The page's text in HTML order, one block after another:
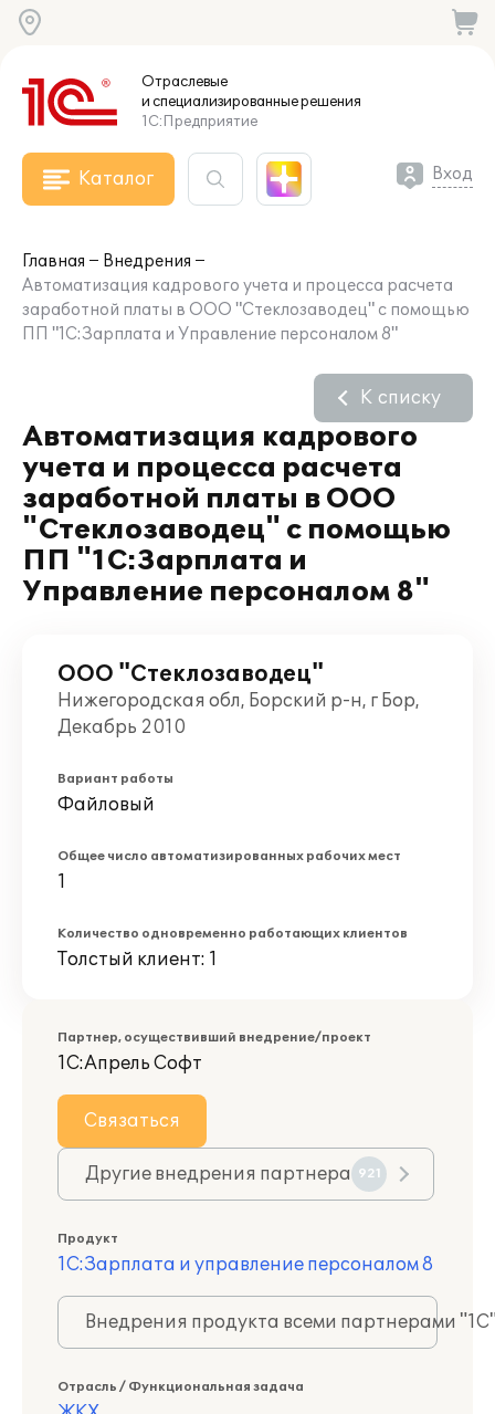
Отраслевые
и специализированныерешения
1С:Предприятие
Каталог Вход
Главная
Внедрения
Автоматизация кадрового учета и процесса расчета
заработной платы в ООО "Стеклозаводец" с помощью
ПП "1С:Зарплата и Управление персоналом 8"
Автоматизация кадрового
учета и процесса расчета
заработной платы в ООО
"Стеклозаводец" с помощью
ПП "1С:Зарплата и
Управление персоналом 8"
К списку
ООО "Стеклозаводец"
Нижегородская обл, Борский р-н, г Бор,
Декабрь 2010
Вариант работы
Файловый
Общее число автоматизированных рабочих мест
1
Количество одновременно работающих клиентов
Толстый клиент: 1
Партнер, осуществивший внедрение/проект
1С:Апрель Софт
Связаться
Другие внедрения партнера 921
Продукт
1С:Зарплата и управление персоналом 8
Внедрения продукта всеми партнерами
Отрасль / Функциональная задача